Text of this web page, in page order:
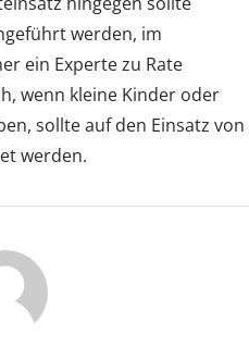
werden, im
ein Experte zu Rate
wenn kleine Kinder oder
sollte auf den Einsatz von
werden.